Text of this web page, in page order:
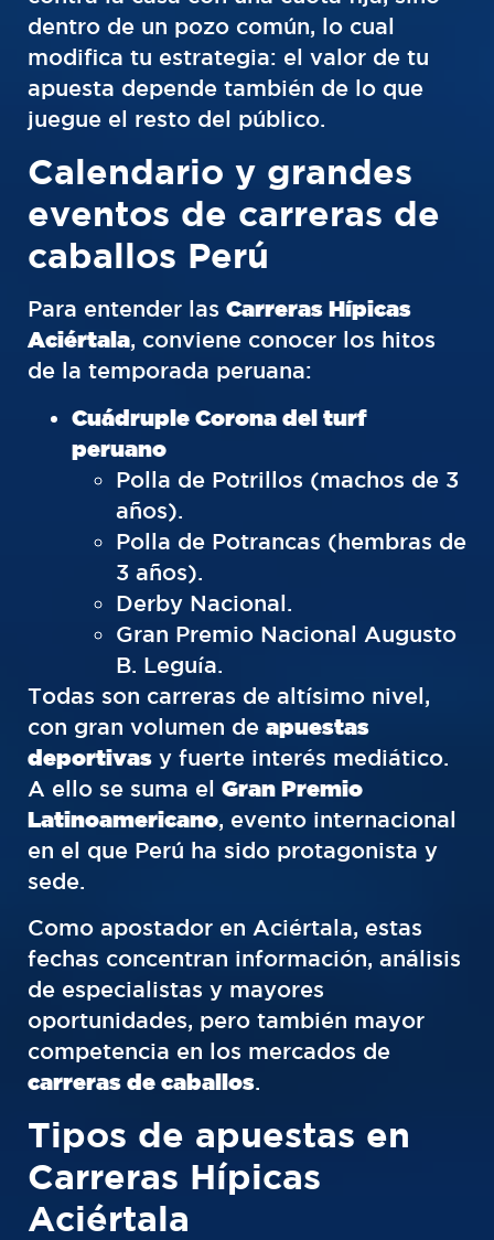
dentro de un pozo común, lo cual
modifica tu estrategia: el valor de tu
apuesta depende también de lo que
juegue el resto del público.
Calendario y grandes
eventos de carreras de
caballos Perú
Para entender las Carreras Hípicas
Aciértala, conviene conocer los hitos
de la temporada peruana:
Cuádruple Corona del turf
peruano
Polla de Potrillos (machos de 3
años).
Polla de Potrancas (hembras de
3 años).
Derby Nacional.
Gran Premio Nacional Augusto
B. Leguía.
Todas son carreras de altísimo nivel,
con gran volumen de apuestas
deportivas y fuerte interés mediático.
A ello se suma el Gran Premio
Latinoamericano, evento internacional
en el que Perú ha sido protagonista y
sede.
Como apostador en Aciértala, estas
fechas concentran información, análisis
de especialistas y mayores
oportunidades, pero también mayor
competencia en los mercados de
carreras de caballos.
Tipos de apuestas en
Carreras Hípicas
Aciértala